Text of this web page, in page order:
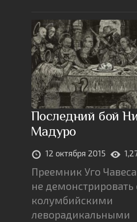
Последний бой
Мадуро
12 октября 2015
Преемник Уго Чавеса
не демонстрировать
колумбийскими
леворадикальными